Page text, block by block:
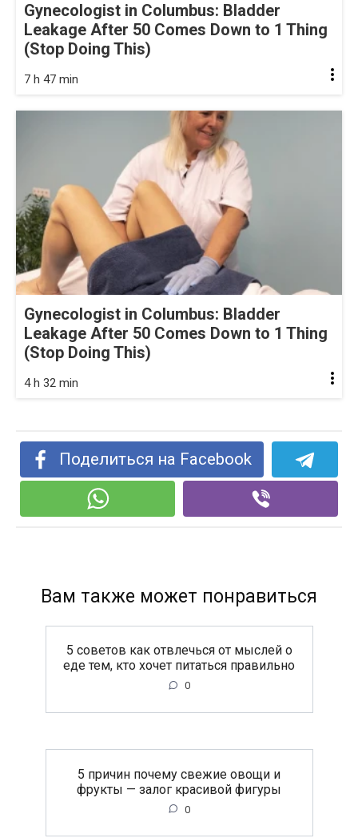
Gynecologist in Columbus: Bladder
Leakage After 50 Comes Down to 1 Thing
(Stop Doing This)
7 h 47 min
Gynecologist in Columbus: Bladder
Leakage After 50 Comes Down to 1 Thing
(Stop Doing This)
4 h 32 min
Поделиться на Facebook
Вам также может понравиться
5 советов как отвлечься от мыслей о
еде тем, кто хочет питаться правильно
0
5 причин почему свежие овощи и
фрукты — залог красивой фигуры
0